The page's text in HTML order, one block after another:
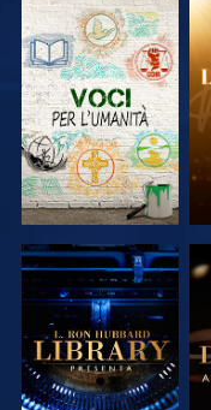
ESPLORA LE
SERIE
ESPLORA LE
SERIE